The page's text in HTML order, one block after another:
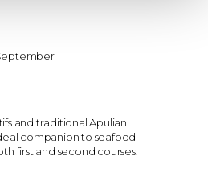
and traditional Apulian
companion to seafood
first and second courses.